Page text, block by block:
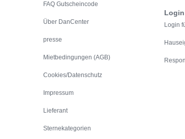
FAQ Gutscheincode
Über DanCenter
presse
Mietbedingungen (AGB)
Cookies/Datenschutz
Impressum
Lieferant
Sternekategorien
Login
Login